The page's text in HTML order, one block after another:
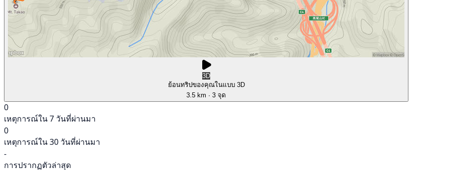
3D
ย้อนทริปของคุณในแบบ 3D
3.5 km · 3 จุด
0
เหตุการณ์ใน 7 วันที่ผ่านมา
0
เหตุการณ์ใน 30 วันที่ผ่านมา
-
การปรากฏตัวล่าสุด